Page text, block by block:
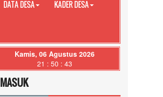
DATA DESA KADER DESA
Kamis, 06 Agustus 2026
21 : 50 : 44
MASUK